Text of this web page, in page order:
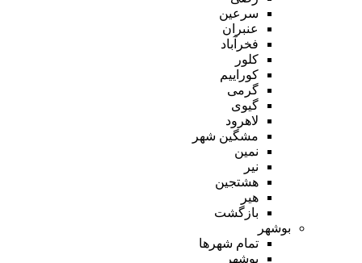
سرعین
عنبران
فخرآباد
کلور
کوراییم
گرمی
گیوی
لاهرود
مشگین شهر
نمین
نیر
هشتجین
هیر
بازگشت
بوشهر
تمام شهر‌ها
بوشهر